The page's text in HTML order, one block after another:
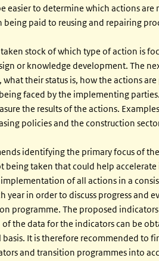
easier to determine which actions
paid to reusing and repairing
taken stock of which type of action is
or knowledge development. The
their status is, how the actions
faced by the implementing
the results of the actions.
policies and the construction
identifying the primary focus of
being taken that could help
of all actions in a
year in order to discuss progress and
programme. The proposed
the data for the indicators can be
basis. It is therefore recommended to
and transition programmes into